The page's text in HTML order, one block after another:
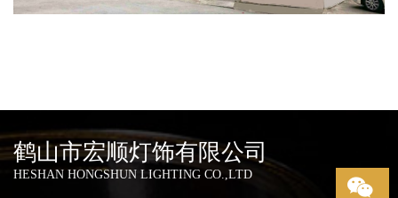
鹤山市宏顺灯饰有限公司
HESHAN HONGSHUN LIGHTING CO.,LTD